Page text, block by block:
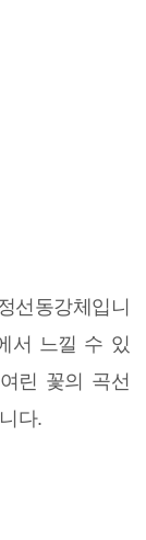
선동강체입니
서 느낄 수 있
린 꽃의 곡선
다.